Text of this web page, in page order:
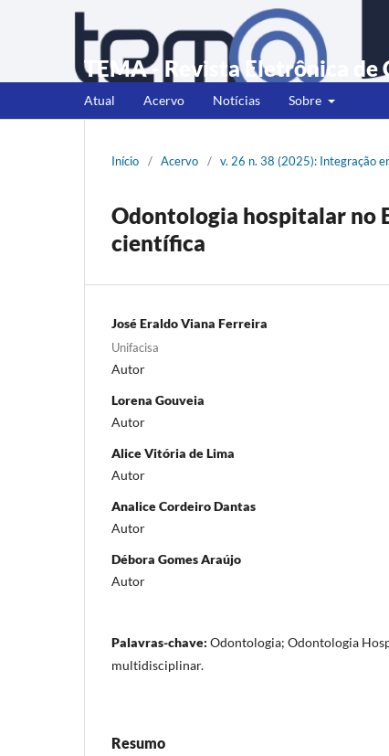
TEMA - Revista Eletrônica de
Atual Acervo Notícias Sobre
Início / Acervo / v. 26 n. 38 (2025): Integração
Odontologia hospitalar no
científica
José Eraldo Viana Ferreira
Unifacisa
Autor
Lorena Gouveia
Autor
Alice Vitória de Lima
Autor
Analice Cordeiro Dantas
Autor
Débora Gomes Araújo
Autor
Palavras-chave: Odontologia; Odontologia
multidisciplinar.
Resumo